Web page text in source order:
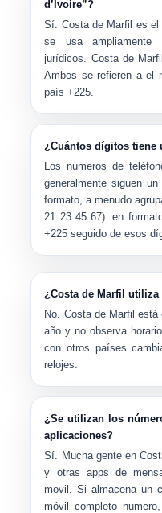
d’Ivoire”?
Sí. Costa de Marfil es el
se usa ampliamente
jurídicos. Costa de Marfil
Ambos se refieren a el
país+225.
¿Cuántos dígitos tiene
Los números de
generalmente siguen un
formato, a menudo
21 23 45 67). en
+225 seguido de esos
¿Costa de Marfil
No. Costa de Marfil
año y no observa
con otros países
relojes.
¿Se utilizan los
aplicaciones?
Sí. Mucha gente en
y otras apps de
movil . Si almacena un
móvil completo numero